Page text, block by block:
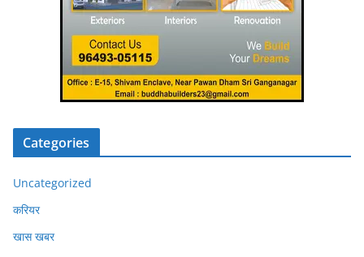
Categories
Uncategorized
करियर
खास खबर